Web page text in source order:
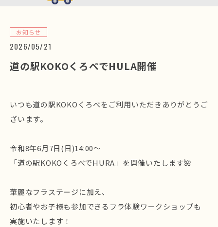
お知らせ
2026/05/21
道の駅KOKOくろべでHULA開催
いつも道の駅KOKOくろべをご利用いただきありがとうご
ざいます。
令和8年6月7日(日)14:00～
「道の駅KOKOくろべでHURA」を開催いたします🌺
華麗なフラステージに加え、
初心者やお子様も参加できるフラ体験ワークショップも
実施いたします！